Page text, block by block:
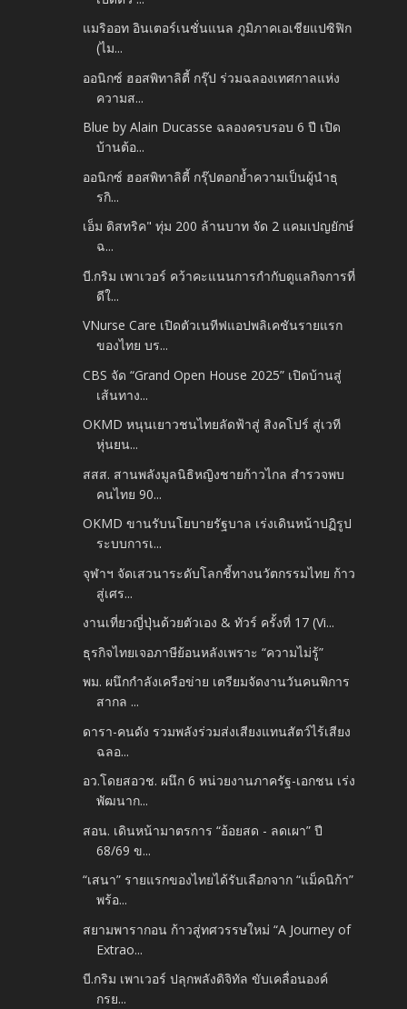
แมริออท อินเตอร์เนชั่นแนล ภูมิภาคเอเชียแปซิฟิก
(ไม...
ออนิกซ์ ฮอสพิทาลิตี้ กรุ๊ป ร่วมฉลองเทศกาลแห่ง
ความส...
Blue by Alain Ducasse ฉลองครบรอบ 6 ปี​ เปิด
บ้านต้อ...
ออนิกซ์ ฮอสพิทาลิตี้ กรุ๊ปตอกย้ำความเป็นผู้นำธุ
รกิ...
เอ็ม ดิสทริค" ทุ่ม 200 ล้านบาท จัด 2 แคมเปญยักษ์
ฉ...
บี.กริม เพาเวอร์ คว้าคะแนนการกำกับดูแลกิจการที่
ดีใ...
VNurse Care เปิดตัวเนทีฟแอปพลิเคชันรายแรก
ของไทย บร...
CBS จัด “Grand Open House 2025” เปิดบ้านสู่
เส้นทาง...
OKMD หนุนเยาวชนไทยลัดฟ้าสู่ สิงคโปร์ สู่เวที
หุ่นยน...
สสส. สานพลังมูลนิธิหญิงชายก้าวไกล สำรวจพบ
คนไทย 90...
OKMD ขานรับนโยบายรัฐบาล เร่งเดินหน้าปฏิรูป
ระบบการเ...
จุฬาฯ จัดเสวนาระดับโลกชี้ทางนวัตกรรมไทย ก้าว
สู่เศร...
งานเที่ยวญี่ปุ่นด้วยตัวเอง & ทัวร์ ครั้งที่ 17 (Vi...
ธุรกิจไทยเจอภาษีย้อนหลังเพราะ “ความไม่รู้”
พม. ผนึกกำลังเครือข่าย เตรียมจัดงานวันคนพิการ
สากล ...
ดารา-คนดัง รวมพลังร่วมส่งเสียงแทนสัตว์ไร้เสียง
ฉลอ...
อว.โดยสอวช. ผนึก 6 หน่วยงานภาครัฐ-เอกชน เร่ง
พัฒนาก...
สอน. เดินหน้ามาตรการ “อ้อยสด - ลดเผา” ปี
68/69 ข...
“เสนา” รายแรกของไทยได้รับเลือกจาก “แม็คนิก้า”
พร้อ...
สยามพารากอน ก้าวสู่ทศวรรษใหม่ “A Journey of
Extrao...
บี.กริม เพาเวอร์ ปลุกพลังดิจิทัล ขับเคลื่อนองค์
กรย...